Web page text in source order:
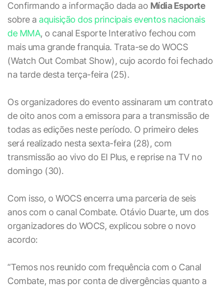
Confirmando a informação dada ao Mídia Esporte
sobre a aquisição dos principais eventos nacionais
de MMA, o canal Esporte Interativo fechou com
mais uma grande franquia. Trata-se do WOCS
(Watch Out Combat Show), cujo acordo foi fechado
na tarde desta terça-feira (25).
Os organizadores do evento assinaram um contrato
de oito anos com a emissora para a transmissão de
todas as edições neste período. O primeiro deles
será realizado nesta sexta-feira (28), com
transmissão ao vivo do EI Plus, e reprise na TV no
domingo (30).
Com isso, o WOCS encerra uma parceria de seis
anos com o canal Combate. Otávio Duarte, um dos
organizadores do WOCS, explicou sobre o novo
acordo:
“Temos nos reunido com frequência com o Canal
Combate, mas por conta de divergências quanto a